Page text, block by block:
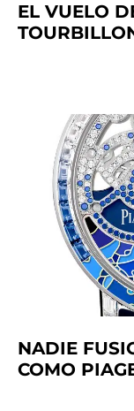
EL VUELO
NADIE
COMO